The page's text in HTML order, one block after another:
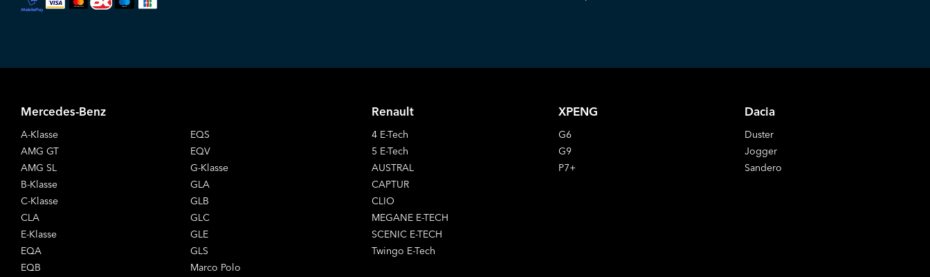
Mercedes-Benz
A-Klasse
AMG GT
AMG SL
B-Klasse
C-Klasse
CLA
E-Klasse
EQA
EQB
EQS
EQV
G-Klasse
GLA
GLB
GLC
GLE
GLS
Marco Polo
Renault
4 E-Tech
5 E-Tech
AUSTRAL
CAPTUR
CLIO
MEGANE E-TECH
SCENIC E-TECH
Twingo E-Tech
XPENG
G6
G9
P7+
Dacia
Duster
Jogger
Sandero